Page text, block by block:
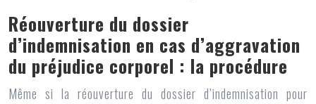
Réouverture du dossier
d’indemnisation en cas d’aggravation
du préjudice corporel : la procédure
Même si la réouverture du dossier d’indemnisation pour